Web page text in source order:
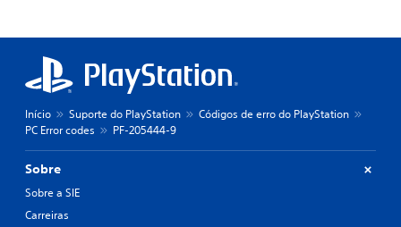
Início Suporte do PlayStation
Códigos de erro do PlayStation
PC Error codes
PF-205444-9
Sobre
Sobre a SIE
Carreiras